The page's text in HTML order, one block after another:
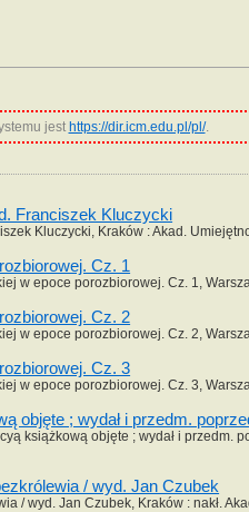
jest https://dir.icm.edu.pl/pl/.
Franciszek Kluczycki
Kluczycki, Kraków : Akad.
Cz. 1
w epoce porozbiorowej. Cz. 1,
Cz. 2
w epoce porozbiorowej. Cz. 2,
Cz. 3
w epoce porozbiorowej. Cz. 3,
objęte ; wydał i przedm.
książkową objęte ; wydał i przedm.
/ wyd. Jan Czubek
/ wyd. Jan Czubek, Kraków : nakł.